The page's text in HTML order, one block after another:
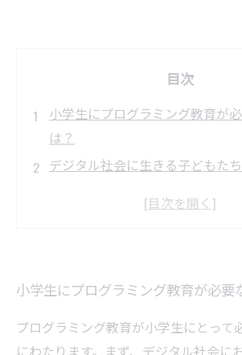
目次
小学生にプログラミング教育が
は？
デジタル社会に生きる子どもた
未来の技術者を育てるために今何
小学生にプログラミング教育が
の影響
小学生にプログラミング教育が必要
プログラミング教育が小学生にとって
にわたります。まず、デジタル社会に